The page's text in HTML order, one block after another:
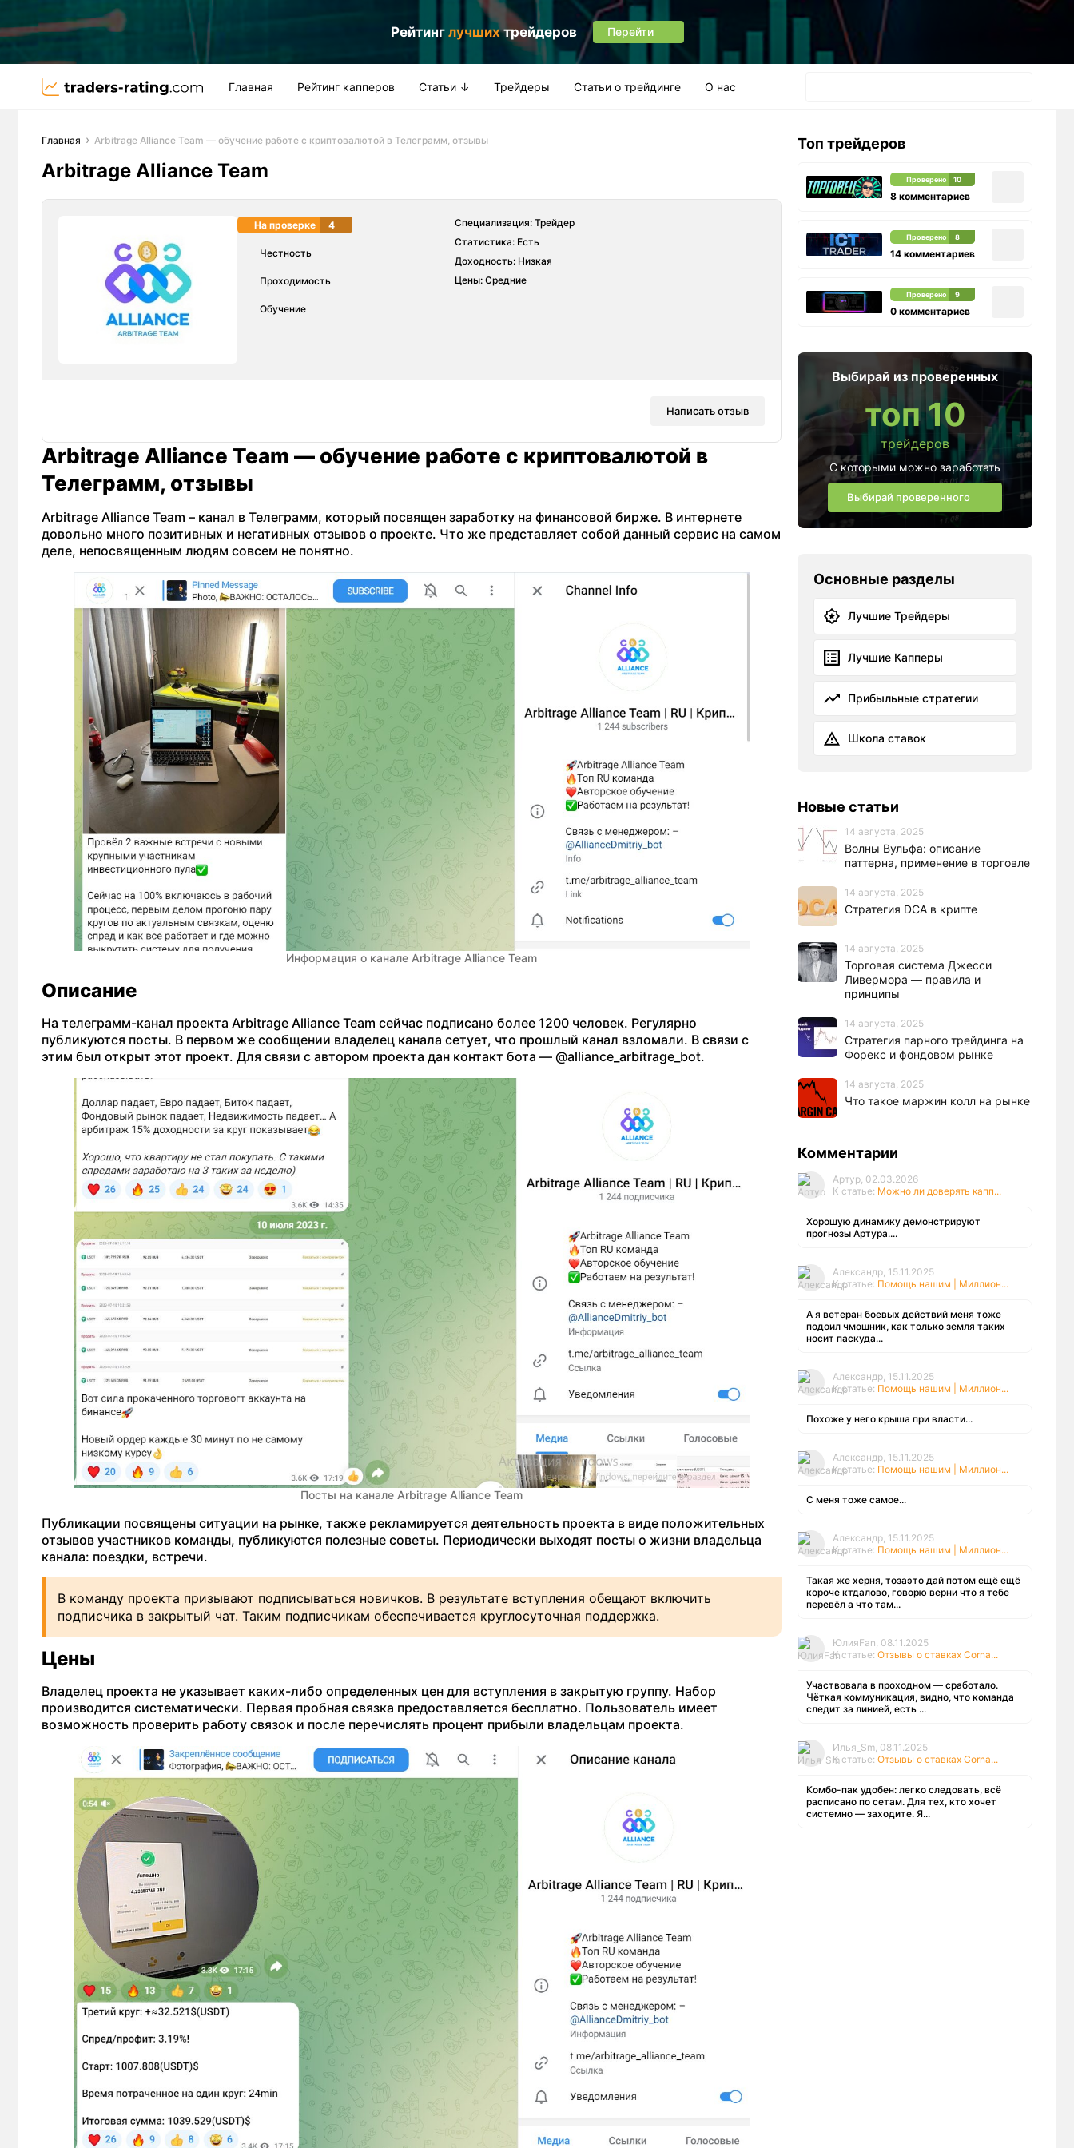
Рейтинг лучшихтрейдеров Перейти
Главная Рейтинг капперов Статьи ↓ Трейдеры Статьи о трейдинге О нас
Главная Arbitrage Alliance Team — обучение работе с криптовалютой в Телеграмм, отзывы
Arbitrage Alliance Team
На проверке 4
Честность
Проходимость
Обучение
Специализация: Трейдер
Статистика: Есть
Доходность: Низкая
Цены: Средние
Написать отзыв
Arbitrage Alliance Team — обучение работе с криптовалютой в
Телеграмм, отзывы
Arbitrage Alliance Team – канал в Телеграмм, который посвящен заработку на финансовой бирже. В интернете
довольно много позитивных и негативных отзывов о проекте. Что же представляет собой данный сервис на самом
деле, непосвященным людям совсем не понятно.
Информация о канале Arbitrage Alliance Team
Описание
На телеграмм-канал проекта Arbitrage Alliance Team сейчас подписано более 1200 человек. Регулярно
публикуются посты. В первом же сообщении владелец канала сетует, что прошлый канал взломали. В связи с
этим был открыт этот проект. Для связи с автором проекта дан контакт бота — @alliance_arbitrage_bot.
Посты на канале Arbitrage Alliance Team
Публикации посвящены ситуации на рынке, также рекламируется деятельность проекта в виде положительных
отзывов участников команды, публикуются полезные советы. Периодически выходят посты о жизни владельца
канала: поездки, встречи.
В команду проекта призывают подписываться новичков. В результате вступления обещают включить
подписчика в закрытый чат. Таким подписчикам обеспечивается круглосуточная поддержка.
Цены
Владелец проекта не указывает каких-либо определенных цен для вступления в закрытую группу. Набор
производится систематически. Первая пробная связка предоставляется бесплатно. Пользователь имеет
возможность проверить работу связок и после перечислять процент прибыли владельцам проекта.
Топ трейдеров
Проверено 10
8 комментариев
Проверено 8
14 комментариев
Проверено 9
0 комментариев
Выбирай из проверенных
топ 10
трейдеров
С которыми можно заработать
Выбирай проверенного
Основные разделы
Лучшие Трейдеры
Лучшие Капперы
Прибыльные стратегии
Школа ставок
Новые статьи
14 августа, 2025
Волны Вульфа: описание
паттерна, применение в торговле
14 августа, 2025
Стратегия DCA в крипте
14 августа, 2025
Торговая система Джесси
Ливермора — правила и
принципы
14 августа, 2025
Стратегия парного трейдинга на
Форекс и фондовом рынке
14 августа, 2025
Что такое маржин колл на рынке
Комментарии
Артур, 02.03.2026
К статье: Можно ли доверять капп...
Хорошую динамику демонстрируют
прогнозы Артура....
Александр, 15.11.2025
К статье: Помощь нашим | Миллион...
А я ветеран боевых действий меня тоже
подоил чмошник, как только земля таких
носит паскуда...
Александр, 15.11.2025
К статье: Помощь нашим | Миллион...
Похоже у него крыша при власти...
Александр, 15.11.2025
К статье: Помощь нашим | Миллион...
С меня тоже самое...
Александр, 15.11.2025
К статье: Помощь нашим | Миллион...
Такая же херня, тозаэто дай потом ещё ещё
короче ктдалово, говорю верни что я тебе
перевёл а что там...
ЮлияFan, 08.11.2025
К статье: Отзывы о ставках Corna...
Участвовала в проходном — сработало.
Чёткая коммуникация, видно, что команда
следит за линией, есть ...
Илья_Sm, 08.11.2025
К статье: Отзывы о ставках Corna...
Комбо-пак удобен: легко следовать, всё
расписано по сетам. Для тех, кто хочет
системно — заходите. Я...